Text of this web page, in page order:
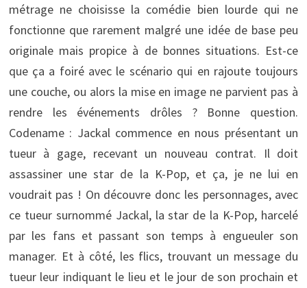
métrage ne choisisse la comédie bien lourde qui ne
fonctionne que rarement malgré une idée de base peu
originale mais propice à de bonnes situations. Est-ce
que ça a foiré avec le scénario qui en rajoute toujours
une couche, ou alors la mise en image ne parvient pas à
rendre les événements drôles ? Bonne question.
Codename : Jackal commence en nous présentant un
tueur à gage, recevant un nouveau contrat. Il doit
assassiner une star de la K-Pop, et ça, je ne lui en
voudrait pas ! On découvre donc les personnages, avec
ce tueur surnommé Jackal, la star de la K-Pop, harcelé
par les fans et passant son temps à engueuler son
manager. Et à côté, les flics, trouvant un message du
tueur leur indiquant le lieu et le jour de son prochain et